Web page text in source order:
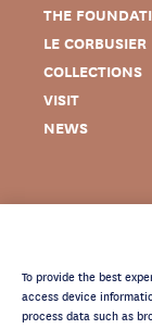
To provide the best
access device
process data such as
THE
LE CORBUSIER
COLLECTIONS
VISIT
NEWS